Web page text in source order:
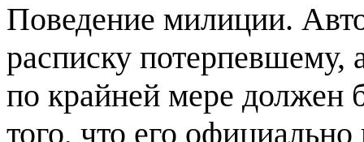
Поведение милиции.
расписку потерпевшему,
по крайней мере должен
того, что его